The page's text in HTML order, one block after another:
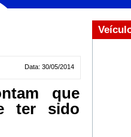
Data: 30/05/2014
que
ter sido